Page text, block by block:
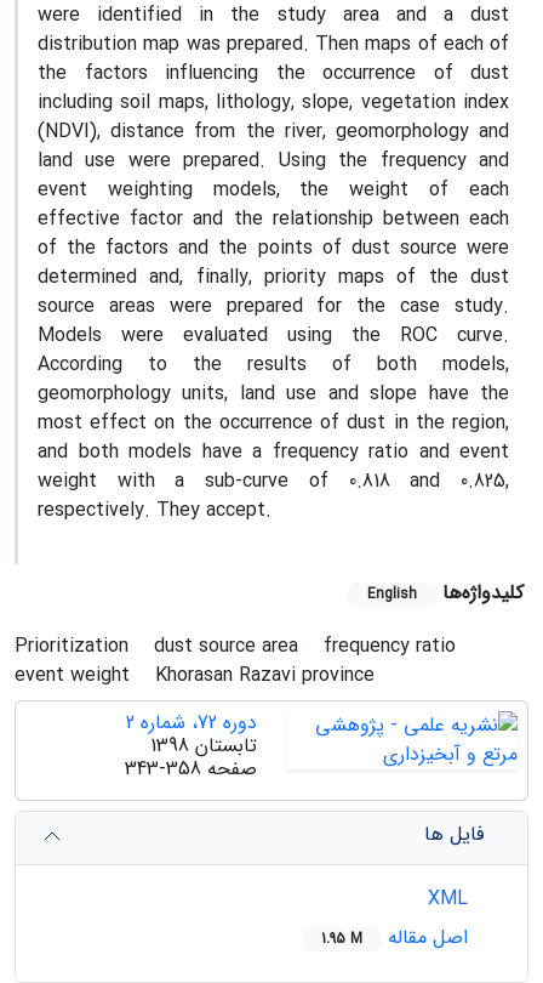
were identified in the study area and a dust
distribution map was prepared. Then maps of each of
the factors influencing the occurrence of dust
including soil maps, lithology, slope, vegetation index
(NDVI), distance from the river, geomorphology and
land use were prepared. Using the frequency and
event weighting models, the weight of each
effective factor and the relationship between each
of the factors and the points of dust source were
determined and, finally, priority maps of the dust
source areas were prepared for the case study.
Models were evaluated using the ROC curve.
According to the results of both models,
geomorphology units, land use and slope have the
most effect on the occurrence of dust in the region,
and both models have a frequency ratio and event
weight with a sub-curve of 0.818 and 0.825,
respectively. They accept.
کلیدواژه‌ها English
Prioritization dust source area
frequency ratio
event weight
Khorasan Razavi province
دوره 72، شماره 2
تابستان 1398
صفحه 343-358
فایل ها
اصل مقاله
1.95 M